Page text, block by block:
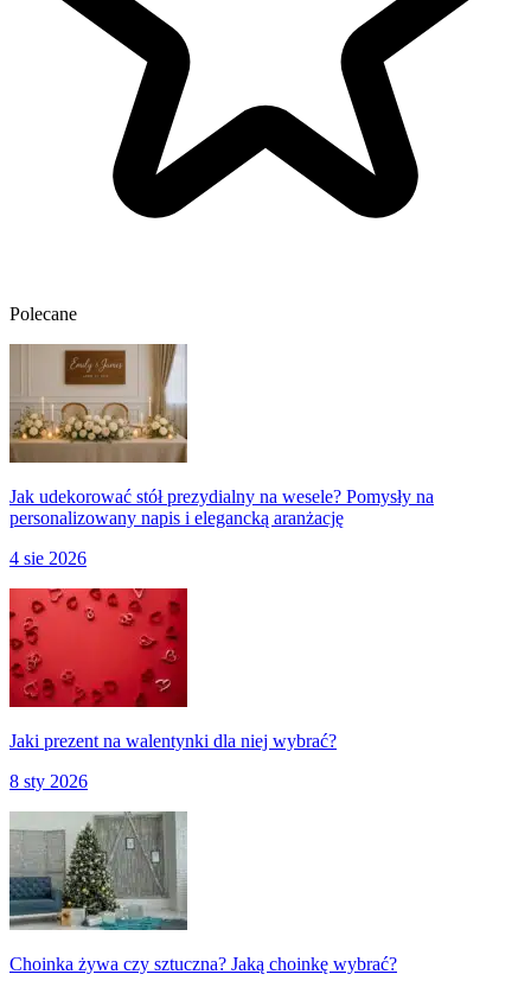
Polecane
Jak udekorować stół prezydialny na wesele? Pomysły na
personalizowany napis i elegancką aranżację
4 sie 2026
Jaki prezent na walentynki dla niej wybrać?
8 sty 2026
Choinka żywa czy sztuczna? Jaką choinkę wybrać?